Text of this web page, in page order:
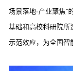
场景落地-产业聚焦”
基础和高校科研院所
示范效应，为全国智